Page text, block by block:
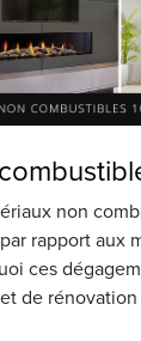
non
rapport aux
ces
de